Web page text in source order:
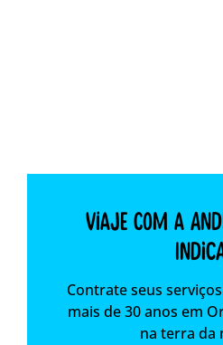
Viaje com a
Contrate seus
mais de 30 anos em
na terra da